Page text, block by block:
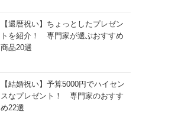
【還暦祝い】ちょっとしたプレゼン
トを紹介！ 専門家が選ぶおすすめ
商品20選
【結婚祝い】予算5000円でハイセン
スなプレゼント！ 専門家のおすす
め22選